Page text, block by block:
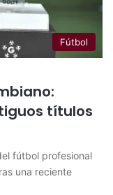
Fútbol
títulos
fútbol profesional
una reciente